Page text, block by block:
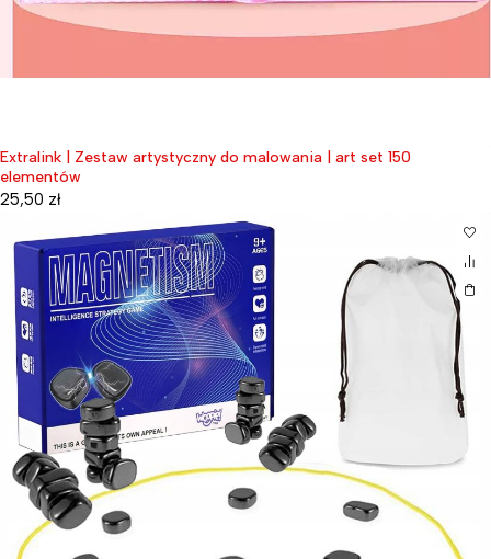
Extralink | Zestaw artystyczny do malowania | art set 150
elementów
25,50 zł